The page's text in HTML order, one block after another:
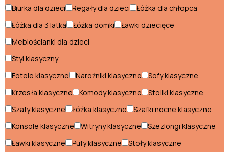
Krzesła klasyczne
Ławki klasyczne
Łóżka klasyczne
Meblościanki klasyczne
Pufy klasyczne
Regały klasyczne
Sofy klasyczne
Biurka dla dzieci
Regały dla dzieci
Łóżka dla chłopca
Łóżka dla 3 latka
Łóżka domki
Ławki dziecięce
Meblościanki dla dzieci
Styl klasyczny
Fotele klasyczne
Narożniki klasyczne
Sofy klasyczne
Krzesła klasyczne
Komody klasyczne
Stoliki klasyczne
Szafy klasyczne
Łóżka klasyczne
Szafki nocne klasyczne
Konsole klasyczne
Witryny klasyczne
Szezlongi klasyczne
Ławki klasyczne
Pufy klasyczne
Stoły klasyczne